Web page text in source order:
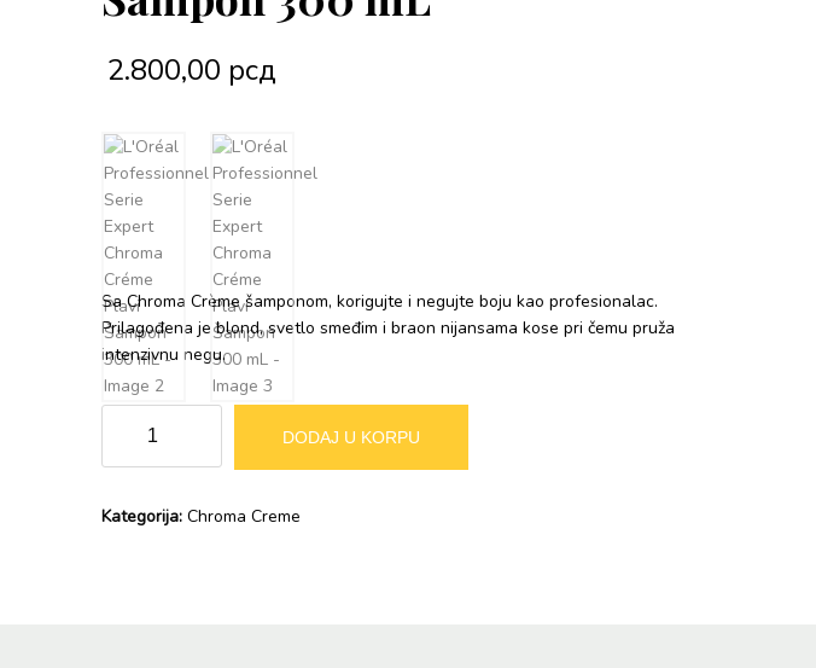
2.800,00 рсд
Sa Chroma Crème šamponom, korigujte i negujte boju kao profesionalac.
Prilagođena je blond, svetlo smeđim i braon nijansama kose pri čemu pruža
intenzivnu negu.
Professionnel
Serie
Chroma
DODAJ U KORPU
Kategorija: Chroma Creme